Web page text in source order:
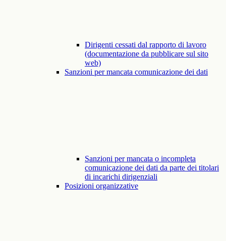
Dirigenti cessati dal rapporto di lavoro
(documentazione da pubblicare sul sito
web)
Sanzioni per mancata comunicazione dei dati
Sanzioni per mancata o incompleta
comunicazione dei dati da parte dei titolari
di incarichi dirigenziali
Posizioni organizzative